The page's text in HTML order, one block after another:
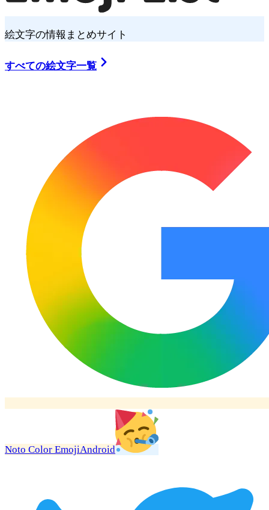
絵文字の情報まとめサイト
すべての絵文字一覧
Noto Color EmojiAndroid